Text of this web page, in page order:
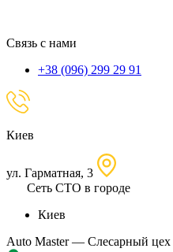
Связь с нами
+38 (096) 299 29 91
Киев
ул. Гарматная, 3
Сеть СТО в городе
Киев
Auto Master — Слесарный цех